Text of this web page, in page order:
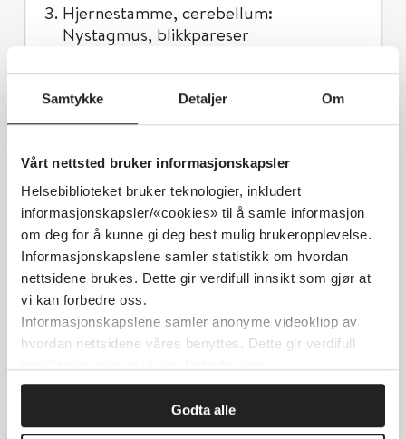
Samtykke Detaljer Om
Vårt nettsted bruker informasjonskapsler
Helsebiblioteket bruker teknologier, inkludert
informasjonskapsler/«cookies» til å samle informasjon
om deg for å kunne gi deg best mulig brukeropplevelse.
Informasjonskapslene samler statistikk om hvordan
nettsidene brukes. Dette gir verdifull innsikt som gjør at
vi kan forbedre oss.
Informasjonskapslene samler anonyme videoklipp av
hvordan nettsidene våres benyttes. Dette gir verdifull
Godta alle
Hjernestamme, cerebellum:
Nystagmus, blikkpareser
B: Affeksjon av
øyemuskelnerver: III, IV, VI
hjernenerve
Diplopi. Anisokori. Ptose
OBS: Økt intrakranielt trykk:
Stasepapiller, senere papilleatrofi
Anisokori ved begynnende herniering
Undersøkelser
Vanlig klinisk undersøkelse. OBS! Pupiller,